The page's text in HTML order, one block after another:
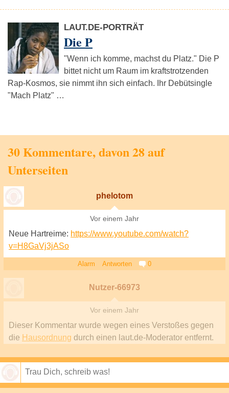
LAUT.DE-PORTRÄT
Die P
"Wenn ich komme, machst du Platz." Die P
bittet nicht um Raum im kraftstrotzenden
Rap-Kosmos, sie nimmt ihn sich einfach. Ihr Debütsingle
"Mach Platz" …
30 Kommentare, davon 28 auf
Unterseiten
phelotom
Vor einem Jahr
Neue Hartreime: https://www.youtube.com/watch?
v=H8GaVj3jASo
Alarm Antworten 0
Nutzer-66973
Vor einem Jahr
Dieser Kommentar wurde wegen eines Verstoßes gegen
die Hausordnung durch einen laut.de-Moderator entfernt.